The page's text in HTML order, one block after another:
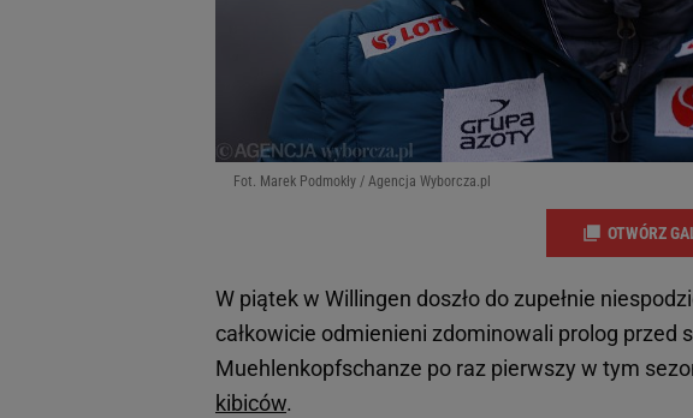
Fot. Marek Podmokły / Agencja Wyborcza.pl
OTWÓRZ
W piątek w Willingen doszło do zupełnie
całkowicie odmienieni zdominowali prolog
Muehlenkopfschanze po raz pierwszy w tym
kibiców.